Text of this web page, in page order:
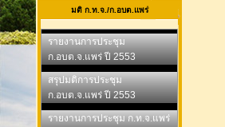
มติ ก.ท.จ./ก.อบต.แพร่
รายงานการประชุม
ก.อบต.จ.แพร่ ปี 2553
สรุปมติการประชุม
ก.อบต.จ.แพร่ ปี 2553
รายงานการประชุม ก.ท.จ.แพร่